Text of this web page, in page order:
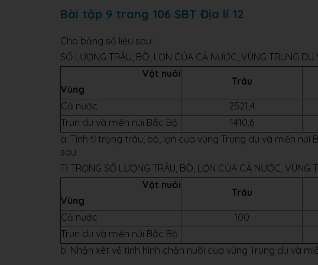
Bài tập 9 trang 106 SBT Địa lí 12
Cho bảng số liệu sau:
SỐ LƯỢNG TRÂU, BÒ, LỢN CỦA CẢ NƯỚC, VÙNG TRUNG
Vật nuôi
Vùng
Trâu
Cả nước 2521,4
Trun du và miền núi Bắc Bộ
1410,6
a. Tính tỉ trọng trâu, bò, lợn của vùng Trung du và miền
sau.
TỈ TRỌNG SỐ LƯỢNG TRÂU, BÒ, LỢN CỦA CẢ NƯỚC,
Vật nuôi
Vùng
Trâu
Cả nước 100
Trun du và miền núi Bắc Bộ
b. Nhận xét về tình hình chăn nuôi của vùng Trung du và